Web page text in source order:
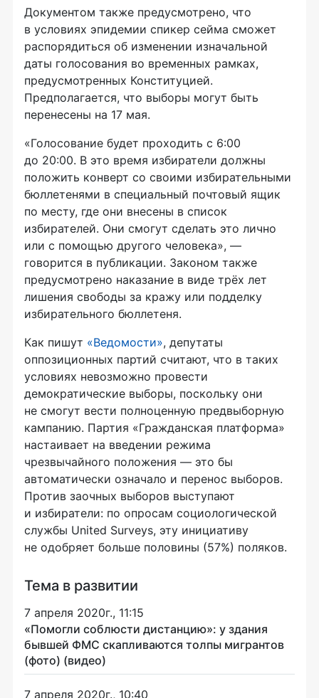
Документом также предусмотрено, что
в условиях эпидемии спикер сейма сможет
распорядиться об изменении изначальной
даты голосования во временных рамках,
предусмотренных Конституцией.
Предполагается, что выборы могут быть
перенесены на 17 мая.
«Голосование будет проходить с 6:00
до 20:00. В это время избиратели должны
положить конверт со своими избирательными
бюллетенями в специальный почтовый ящик
по месту, где они внесены в список
избирателей. Они смогут сделать это лично
или с помощью другого человека», —
говорится в публикации. Законом также
предусмотрено наказание в виде трёх лет
лишения свободы за кражу или подделку
избирательного бюллетеня.
Как пишут «Ведомости», депутаты
оппозиционных партий считают, что в таких
условиях невозможно провести
демократические выборы, поскольку они
не смогут вести полноценную предвыборную
кампанию. Партия «Гражданская платформа»
настаивает на введении режима
чрезвычайного положения — это бы
автоматически означало и перенос выборов.
Против заочных выборов выступают
и избиратели: по опросам социологической
службы United Surveys, эту инициативу
не одобряет больше половины (57%) поляков.
Тема в развитии
7 апреля 2020г., 11:15
«Помогли соблюсти дистанцию»: у здания
бывшей ФМС скапливаются толпы мигрантов
(фото) (видео)
7 апреля 2020г., 10:40